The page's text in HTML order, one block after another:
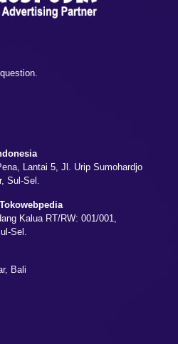
Lantai 5, Jl. Urip Sumohardjo
Sul-Sel.
Kalua RT/RW: 001/001,
Sel.
Bali